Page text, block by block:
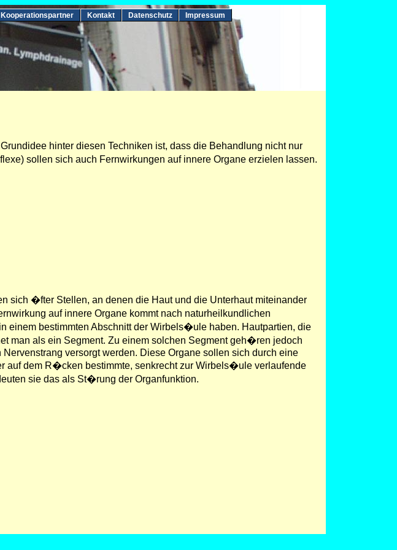
Kooperationspartner Kontakt Datenschutz Impressum
hinter diesen Techniken ist, dass die Behandlung nicht nur
sollen sich auch Fernwirkungen auf innere Organe erzielen lassen.
�fter Stellen, an denen die Haut und die Unterhaut miteinander
auf innere Organe kommt nach naturheilkundlichen
einem bestimmten Abschnitt der Wirbels�ule haben. Hautpartien, die
man als ein Segment. Zu einem solchen Segment geh�ren jedoch
versorgt werden. Diese Organe sollen sich durch eine
auf dem R�cken bestimmte, senkrecht zur Wirbels�ule verlaufende
sie das als St�rung der Organfunktion.